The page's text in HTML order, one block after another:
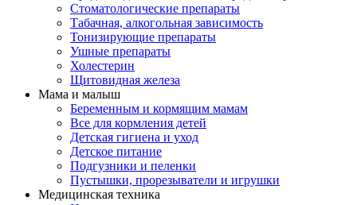
Стоматологические препараты
Табачная, алкогольная зависимость
Тонизирующие препараты
Ушные препараты
Холестерин
Щитовидная железа
Мама и малыш
Беременным и кормящим мамам
Все для кормления детей
Детская гигиена и уход
Детское питание
Подгузники и пеленки
Пустышки, прорезыватели и игрушки
Медицинская техника